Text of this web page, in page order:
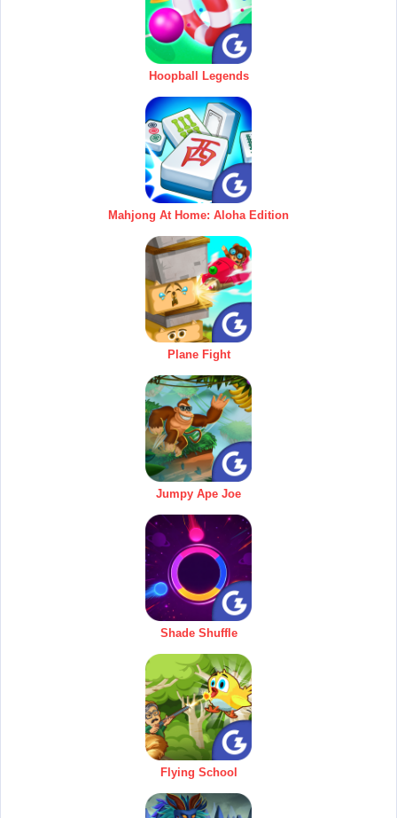
Hoopball Legends
Mahjong At Home: Aloha Edition
Plane Fight
Jumpy Ape Joe
Shade Shuffle
Flying School